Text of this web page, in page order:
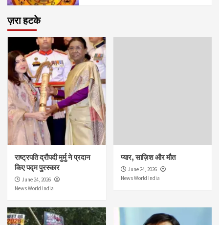
ज़रा हटके
राष्ट्रपति द्रौपदी मुर्मु ने प्रदान
किए पद्म पुरस्कार
June 24, 2026
News World India
प्यार, साज़िश और मौत
June 24, 2026
News World India